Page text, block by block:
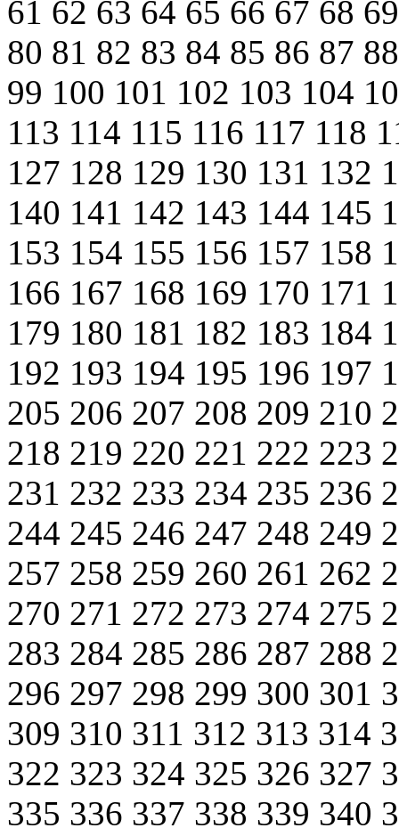
61 62 63 64 65 66 67 68
80 81 82 83 84 85 86 87
99 100 101 102 103 104
113 114 115 116 117 118
127 128 129 130 131 132
140 141 142 143 144 145
153 154 155 156 157 158
166 167 168 169 170 171
179 180 181 182 183 184
192 193 194 195 196 197
205 206 207 208 209 210
218 219 220 221 222 223
231 232 233 234 235 236
244 245 246 247 248 249
257 258 259 260 261 262
270 271 272 273 274 275
283 284 285 286 287 288
296 297 298 299 300 301
309 310 311 312 313 314
322 323 324 325 326 327
335 336 337 338 339 340